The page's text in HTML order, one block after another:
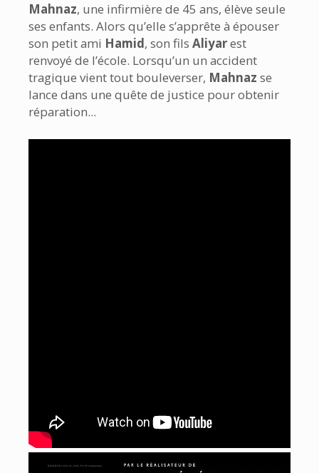
Mahnaz, une infirmière de 45 ans, élève seule
ses enfants. Alors qu’elle s’apprête à épouser
son petit ami Hamid, son fils Aliyarest
renvoyé de l’école. Lorsqu’un un accident
tragique vient tout bouleverser, Mahnaz se
lance dans une quête de justice pour obtenir
réparation...